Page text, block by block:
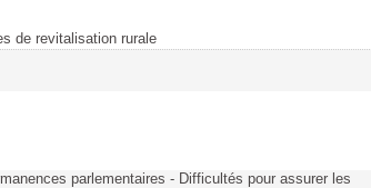
de revitalisation rurale
parlementaires - Difficultés pour assurer les